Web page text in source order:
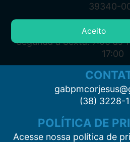
39340-
Segunda à Sexta: 7:00 às
17:00
(38) 3228-
POLÍTICA DE
Acesse nossa política de
Aceito